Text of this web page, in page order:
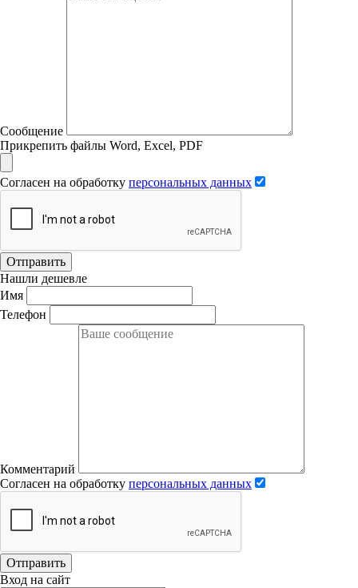
Сообщение
Прикрепить файлы Word, Excel, PDF
Согласен на обработку персональных данных
Отправить
Нашли дешевле
Имя
Телефон
Комментарий
Согласен на обработку персональных данных
Отправить
Вход на сайт